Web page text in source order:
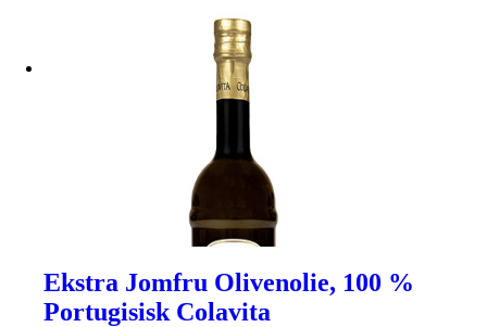
Ekstra Jomfru Olivenolie, 100 %
Portugisisk Colavita